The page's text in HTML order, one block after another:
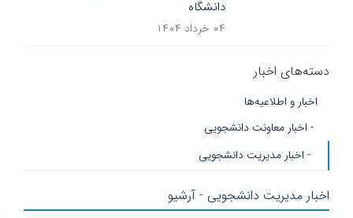
دانشگاه
۰۴ خرداد ۱۴۰۴
دسته‌های اخبار
اخبار و اطلاعیه‌ها
- اخبار معاونت دانشجویی
- اخبار مدیریت دانشجویی
اخبار مدیریت دانشجویی - آرشیو